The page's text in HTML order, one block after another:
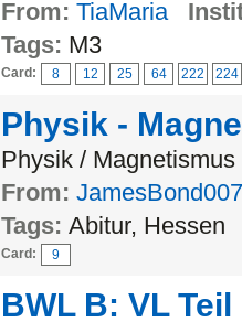
From: TiaMaria
Tags: M3
Card: 8 12 25 64 222 224
Physik -
Physik / Magnetismus
From: JamesBond007
Tags: Abitur, Hessen
Card: 9
BWL B: VL Teil